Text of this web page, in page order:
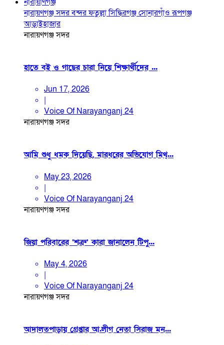
নারায়ণগঞ্জ সদরবন্দরফতুল্লাসিদ্ধিরগঞ্জসোনারগাঁওরূপগঞ্জ
আড়াইহাজার
নারায়ণগঞ্জ সদর
হাতে বই ও গাছের চারা নিয়ে শিক্ষার্থীদের ...
Jun 17, 2026
|
Voice Of Narayanganj 24
নারায়ণগঞ্জ সদর
আমি শুধু ধমক দিয়েছি, মারধরের অভিযোগ মিথ্...
May 23, 2026
|
Voice Of Narayanganj 24
নারায়ণগঞ্জ সদর
জিয়া পরিবারের ‘শত্রু’ কারা জানালেন টিপু...
May 4, 2026
|
Voice Of Narayanganj 24
নারায়ণগঞ্জ সদর
আদালতপাড়ায় গ্রেপ্তার আ.লীগ নেতা সিরাজ মন...